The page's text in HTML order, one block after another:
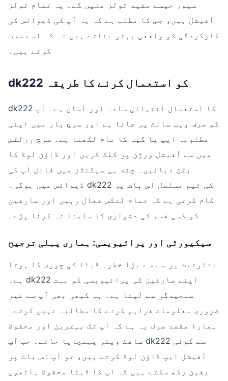
سیور جیسے مفید ٹولز ملیں گے۔ یہ تمام ٹولز
آفیشل ہیں، جس کا مطلب ہے کہ یہ آپ کی ڈیوائس کی
کارکردگی کو واقعی بہتر بناتے ہیں نہ کہ اسے سست
کرتے ہیں۔
dk222 کو استعمال کرنے کا طریقہ
dk222 کا استعمال انتہائی سادہ اور آسان ہے۔ آپ
کو صرف ویب سائٹ پر جانا ہے اور سرچ بار میں اپنی
مطلوبہ ایپ یا گیم کا نام لکھنا ہے۔ سرچ رزلٹس
میں سے آفیشل ورژن پر کلک کریں اور ڈاؤن لوڈ کا
بٹن دبائیں۔ چند ہی سیکنڈز میں فائل آپ کی
ڈیوائس میں ہوگی۔ dk222 کی ٹیم مسلسل اس بات پر
کام کرتی ہے کہ تمام لنکس فعال رہیں اور صارفین
کو کسی قسم کی دشواری کا سامنا نہ کرنا پڑے۔
سیکیورٹی اور پرائیویسی: ہماری پہلی ترجیح
انٹرنیٹ پر سب سے بڑا خطرہ ڈیٹا کی چوری کا ہوتا
ہے۔ dk222 اپنے صارفین کی پرائیویسی کو بہت
سنجیدگی سے لیتا ہے۔ ہم کبھی بھی آپ سے غیر
ضروری معلومات فراہم کرنے کا مطالبہ نہیں کرتے۔
ہمارا مقصد صرف یہ ہے کہ آپ تک بہترین اور محفوظ
سافٹ ویئر پہنچایا جائے۔ جب آپ dk222 سے کوئی
آفیشل ایپ ڈاؤن لوڈ کرتے ہیں، تو آپ اس بات پر
یقین رکھ سکتے ہیں کہ آپ کا ڈیٹا محفوظ ہاتھوں